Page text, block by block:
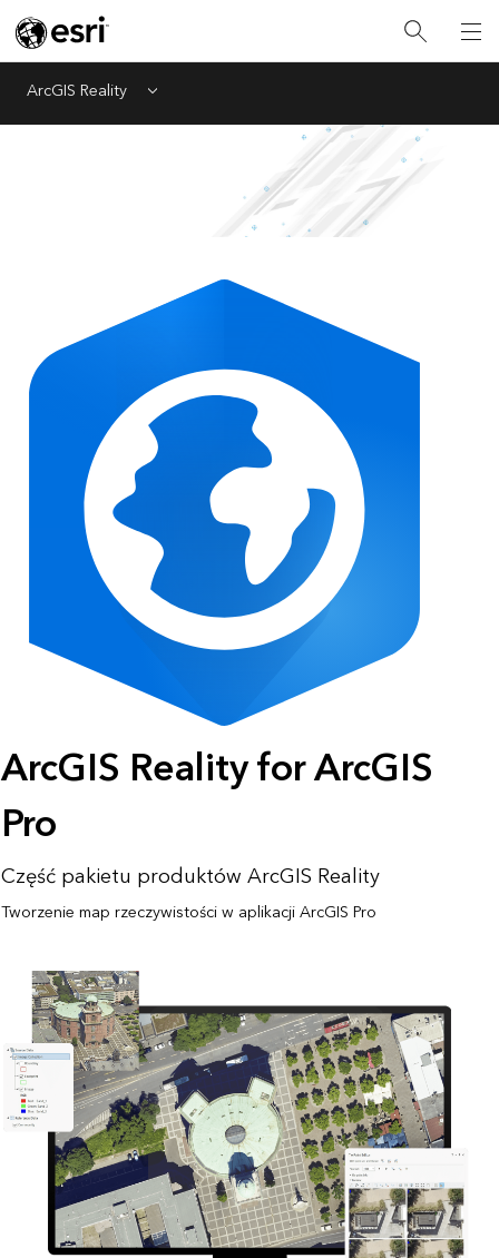
ArcGIS Reality Menu
ArcGIS Reality for ArcGIS
Pro
Część pakietu produktów ArcGIS Reality
Tworzenie map rzeczywistości w aplikacji ArcGIS Pro